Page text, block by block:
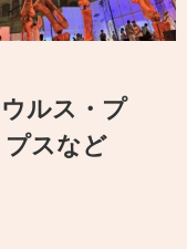
ルス・プ
スなど